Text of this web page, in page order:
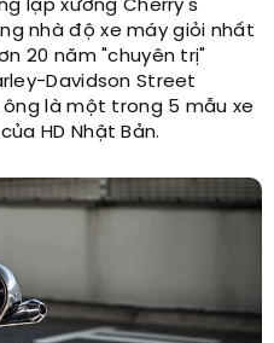
lập xưởng Cherry's
nhà độ xe máy giỏi nhất
20 năm "chuyên trị"
Davidson Street
là một trong 5 mẫu xe
HD Nhật Bản.